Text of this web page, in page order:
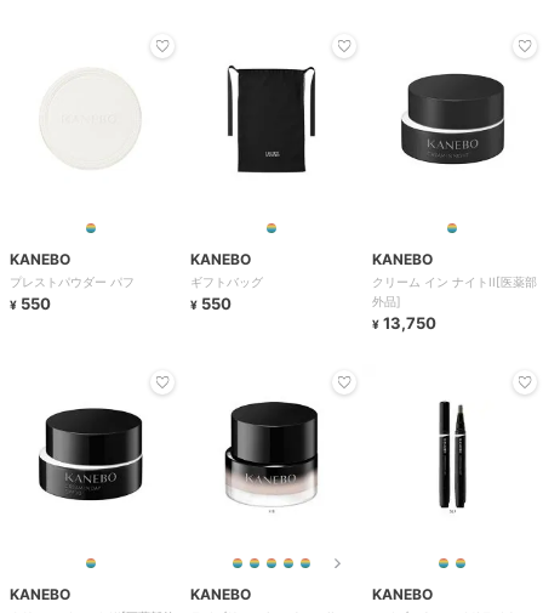
KANEBO
プレストパウダー パフ
¥ 550
KANEBO
ギフトバッグ
¥ 550
KANEBO
クリーム イン ナイトII[医薬部
外品]
¥ 13,750
KANEBO KANEBO KANEBO